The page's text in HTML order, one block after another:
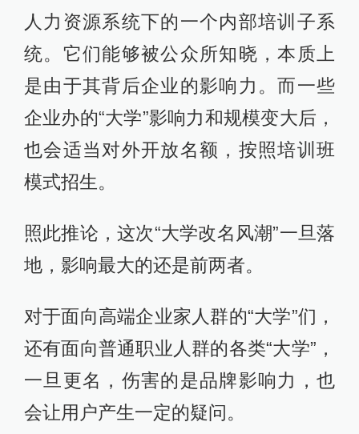
人力资源系统下的一个内部培训子系
统。它们能够被公众所知晓，本质上
是由于其背后企业的影响力。而一些
企业办的“大学”影响力和规模变大后，
也会适当对外开放名额，按照培训班
模式招生。
照此推论，这次“大学改名风潮”一旦落
地，影响最大的还是前两者。
对于面向高端企业家人群的“大学”们，
还有面向普通职业人群的各类“大学”，
一旦更名，伤害的是品牌影响力，也
会让用户产生一定的疑问。